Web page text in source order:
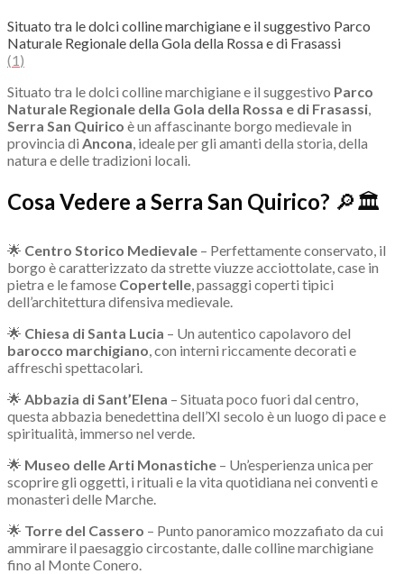
Situato tra le dolci colline marchigiane e il suggestivo Parco
Naturale Regionale della Gola della Rossa e di Frasassi
(1 )
Situato tra le dolci colline marchigiane e il suggestivo Parco
Naturale Regionale della Gola della Rossa e di Frasassi,
Serra San Quirico è un affascinante borgo medievale in
provincia di Ancona, ideale per gli amanti della storia, della
natura e delle tradizioni locali.
Cosa Vedere a Serra San Quirico? 🔎🏛
🌟 Centro Storico Medievale – Perfettamente conservato, il
borgo è caratterizzato da strette viuzze acciottolate, case in
pietra e le famose Copertelle , passaggi coperti tipici
dell’architettura difensiva medievale.
🌟 Chiesa di Santa Lucia – Un autentico capolavoro del
barocco marchigiano , con interni riccamente decorati e
affreschi spettacolari.
🌟 Abbazia di Sant’Elena – Situata poco fuori dal centro,
questa abbazia benedettina dell’XI secolo è un luogo di pace e
spiritualità, immerso nel verde.
🌟 Museo delle Arti Monastiche – Un’esperienza unica per
scoprire gli oggetti, i rituali e la vita quotidiana nei conventi e
monasteri delle Marche.
🌟 Torre del Cassero – Punto panoramico mozzafiato da cui
ammirare il paesaggio circostante, dalle colline marchigiane
fino al Monte Conero.